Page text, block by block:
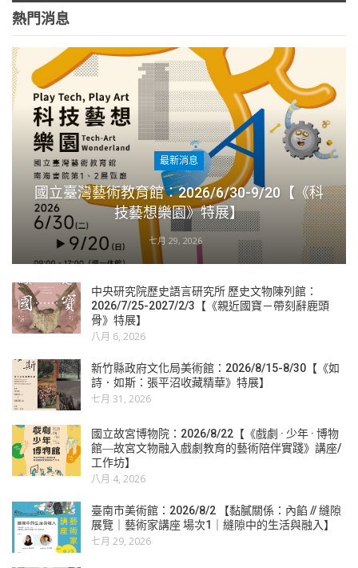
熱門消息
最新消息
國立臺灣藝術教育館：2026/6/30-9/20【《科
技藝想樂園》特展】
七月 29, 2026
中央研究院歷史語言研究所 歷史文物陳列館：
2026/7/25-2027/2/3【《親近國寶－帶刻辭鹿頭
骨》特展】
八月 6, 2026
新竹縣政府文化局美術館：2026/8/15-8/30【《如
詩．如斯：張平沼收藏精華》特展】
七月 31, 2026
國立故宮博物院：2026/8/22【《戲劇 · 少年 · 博物
館―故宮文物融入戲劇教育的藝術陪伴實踐》講座/
工作坊】
八月 4, 2026
臺南市美術館：2026/8/2 【黏膩關係：內餡 // 縫隙
展覽｜藝術家講座 場次1｜縫隙中的生活與融入】
七月 29, 2026